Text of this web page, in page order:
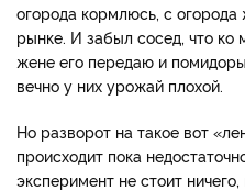
огорода кормлюсь, с
рынке. И забыл сосед, что ко
жене его передаю и
вечно у них урожай плохой.
Но разворот на такое вот
происходит пока
эксперимент не стоит